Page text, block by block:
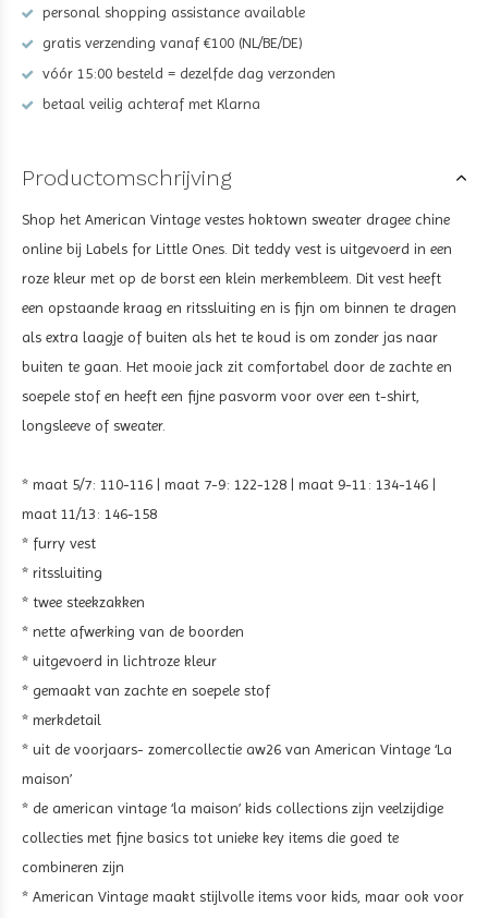
personal shopping assistance available
gratis verzending vanaf €100 (NL/BE/DE)
vóór 15:00 besteld = dezelfde dag verzonden
betaal veilig achteraf met Klarna
Productomschrijving
Shop het American Vintage vestes hoktown sweater dragee chine
online bij Labels for Little Ones. Dit teddy vest is uitgevoerd in een
roze kleur met op de borst een klein merkembleem. Dit vest heeft
een opstaande kraag en ritssluiting en is fijn om binnen te dragen
als extra laagje of buiten als het te koud is om zonder jas naar
buiten te gaan. Het mooie jack zit comfortabel door de zachte en
soepele stof en heeft een fijne pasvorm voor over een t-shirt,
longsleeve of sweater.
* maat 5/7: 110-116 | maat 7-9: 122-128 | maat 9-11: 134-146 |
maat 11/13: 146-158
* furry vest
* ritssluiting
* twee steekzakken
* nette afwerking van de boorden
* uitgevoerd in lichtroze kleur
* gemaakt van zachte en soepele stof
* merkdetail
* uit de voorjaars- zomercollectie aw26 van American Vintage ‘La
maison’
* de american vintage ‘la maison’ kids collections zijn veelzijdige
collecties met fijne basics tot unieke key items die goed te
combineren zijn
* American Vintage maakt stijlvolle items voor kids, maar ook voor